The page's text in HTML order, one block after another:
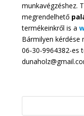
munkavégzéshez.
megrendelhető
termékeinkről is a
Bármilyen kérdése
06-30-9964382-es